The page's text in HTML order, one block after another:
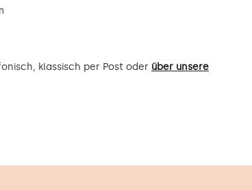
klassisch per Post oder über unsere